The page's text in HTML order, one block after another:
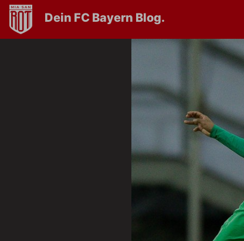
Dein FC Bayern Blog.